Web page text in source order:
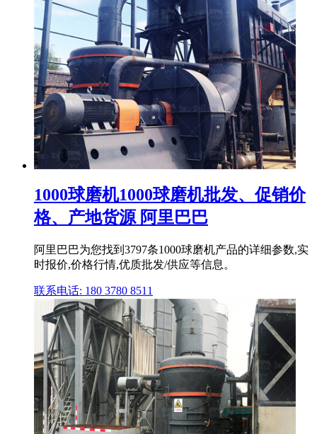
1000球磨机1000球磨机批发、促销价
格、产地货源 阿里巴巴
阿里巴巴为您找到3797条1000球磨机产品的详细参数,实
时报价,价格行情,优质批发/供应等信息。
联系电话: 180 3780 8511